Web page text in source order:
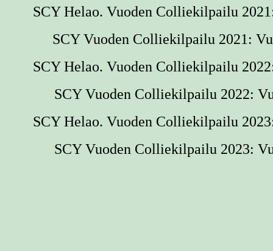
SCY Helao. Vuoden Colliekilpailu
SCY Vuoden Colliekilpailu 2021:
SCY Helao. Vuoden Colliekilpailu
SCY Vuoden Colliekilpailu 2022:
SCY Helao. Vuoden Colliekilpailu
SCY Vuoden Colliekilpailu 2023: